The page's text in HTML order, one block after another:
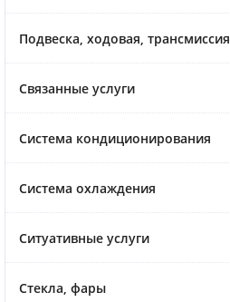
Подвеска, ходовая, трансмиссия
Связанные услуги
Система кондиционирования
Система охлаждения
Ситуативные услуги
Стекла, фары